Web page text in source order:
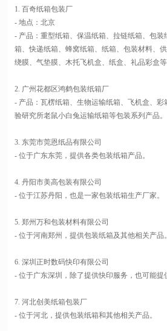
1. 百奇纸箱包装厂
- 地点：北京
- 产品：重型纸箱、保温纸箱、拉链纸箱、包
箱、快递纸箱、蜂窝纸箱、纸箱、包装材料、
绕膜、气垫膜、木托飞机盒、纸盒、礼品彩盒等
2. 广州花都区鸿鹤包装纸箱厂
- 产品：瓦楞纸箱、生物运输纸箱、飞机盒、
验研究所老鼠小白兔运输纸箱等包装系列产品。
3. 东莞市莞恩纸品有限公司
- 位于广东东莞，提供各类包装纸箱产品。
4. 丹阳市美高包装有限公司
- 位于江苏丹阳，也是一家包装纸箱生产厂家。
5. 郑州万和包装材料有限公司
- 位于河南郑州，提供包装纸箱及其他相关产品。
6. 深圳正时数码快印有限公司
- 位于广东深圳，除了提供快印服务，也可能提
7. 河北创美纸箱包装厂
- 位于河北，提供包装纸箱和其他相关产品。